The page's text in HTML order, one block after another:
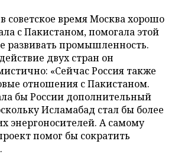
советское время Москва хорошо
с Пакистаном, помогала этой
развивать промышленность.
двух стран он
«Сейчас Россия также
отношения с Пакистаном.
бы России дополнительный
Исламабад стал бы более
энергоносителей. А самому
помог бы сократить